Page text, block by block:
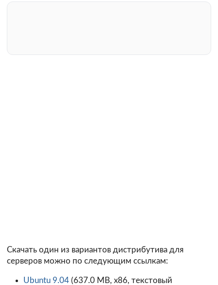
Скачать один из вариантов дистрибутива для
серверов можно по следующим ссылкам:
Ubuntu 9.04(637.0 MB, x86, текстовый